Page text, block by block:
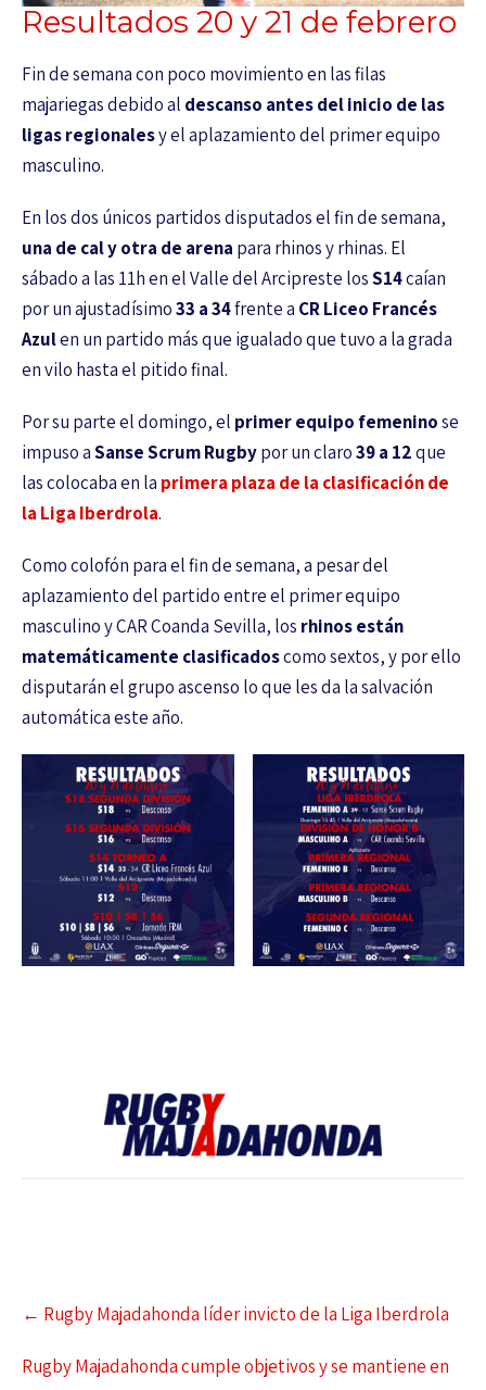
Resultados 20 y 21 de febrero
Fin de semana con poco movimiento en las filas
majariegas debido al descanso antes del inicio de las
ligas regionalesy el aplazamiento del primer equipo
masculino.
En los dos únicos partidos disputados el fin de semana,
una de cal y otra de arena para rhinos y rhinas. El
sábado a las 11h en el Valle del Arcipreste losS14caían
por un ajustadísimo33 a 34frente a CR Liceo Francés
Azulen un partido más que igualado que tuvo a la grada
en vilo hasta el pitido final.
Por su parte el domingo, el primer equipo femeninose
impuso aSanse Scrum Rugbypor un claro39 a 12que
las colocaba en la primera plaza de la clasificación de
la Liga Iberdrola.
Como colofón para el fin de semana, a pesar del
aplazamiento del partido entre el primer equipo
masculino y CAR Coanda Sevilla, los rhinos están
matemáticamente clasificadoscomo sextos, y por ello
disputarán el grupo ascenso lo que les da la salvación
automática este año.
← Rugby Majadahonda líder invicto de la Liga Iberdrola
Rugby Majadahonda cumple objetivos y se mantiene en